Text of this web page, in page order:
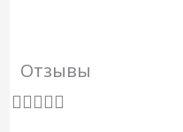
Отзывы
